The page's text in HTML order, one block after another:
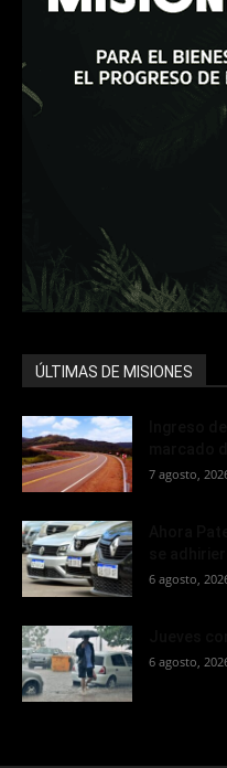
ÚLTIMAS DE MISIONES
7 agosto,
6 agosto,
6 agosto,